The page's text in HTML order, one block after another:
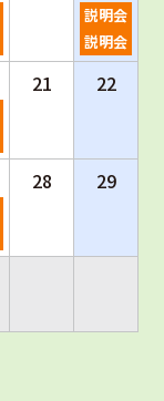
説明会
説明会
21 22
28 29